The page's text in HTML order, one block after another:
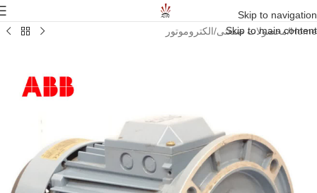
Skip to navigation
Skip to main content
Home
/محصولات صنعتی/الکتروموتور